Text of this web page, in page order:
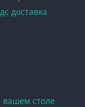
доставка
вашем столе